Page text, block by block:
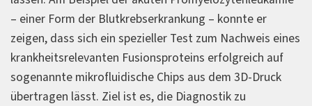
– einer Form der Blutkrebserkrankung – konnte er
zeigen, dass sich ein spezieller Test zum Nachweis eines
krankheitsrelevanten Fusionsproteins erfolgreich auf
sogenannte mikrofluidische Chips aus dem 3D-Druck
übertragen lässt. Ziel ist es, die Diagnostik zu